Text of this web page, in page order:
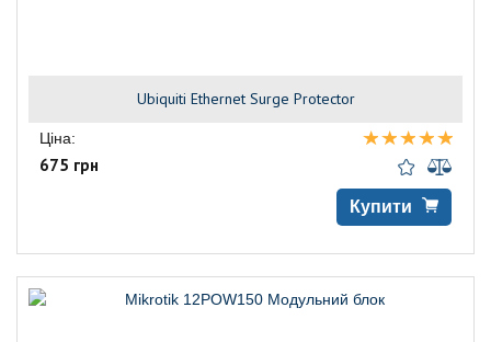
Ubiquiti Ethernet Surge Protector
Ціна:
675 грн
Купити